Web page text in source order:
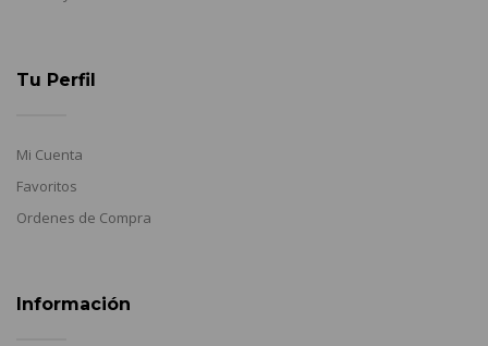
Tu Perfil
Mi Cuenta
Favoritos
Ordenes de Compra
Información